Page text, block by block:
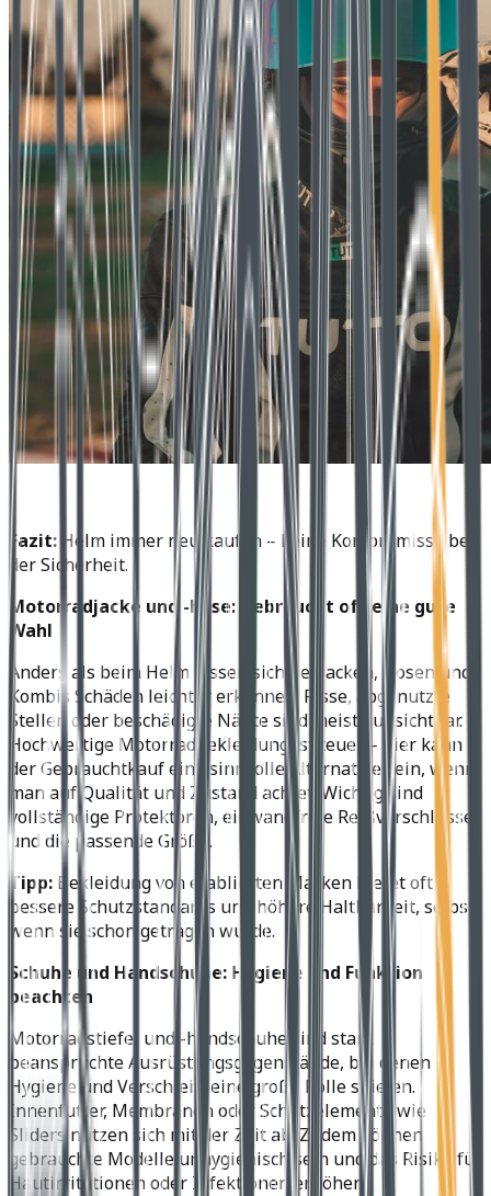
Fazit: Helm immer neu kaufen – keine Kompromisse bei
der Sicherheit.
Motorradjacke und -hose: Gebraucht oft eine gute
Wahl
Anders als beim Helm lassen sich bei Jacken, Hosen und
Kombis Schäden leichter erkennen. Risse, abgenutzte
Stellen oder beschädigte Nähte sind meist gut sichtbar.
Hochwertige Motorradbekleidung ist teuer – hier kann
der Gebrauchtkauf eine sinnvolle Alternative sein, wenn
man auf Qualität und Zustand achtet. Wichtig sind
vollständige Protektoren, einwandfreie Reißverschlüsse
und die passende Größe.
Tipp: Bekleidung von etablierten Marken bietet oft
bessere Schutzstandards und höhere Haltbarkeit, selbst
wenn sie schon getragen wurde.
Schuhe und Handschuhe: Hygiene und Funktion
beachten
Motorradstiefel und -handschuhe sind stark
beanspruchte Ausrüstungsgegenstände, bei denen
Hygiene und Verschleiß eine große Rolle spielen.
Innenfutter, Membranen oder Schutzelemente wie
Sliders nutzen sich mit der Zeit ab. Zudem können
gebrauchte Modelle unhygienisch sein und das Risiko für
Hautirritationen oder Infektionen erhöhen.